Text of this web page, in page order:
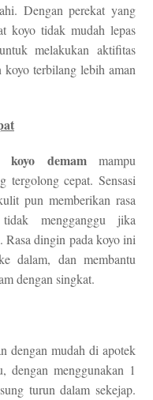
Dengan perekat yang
koyo tidak mudah lepas
melakukan aktifitas
koyo terbilang lebih aman
koyo demammampu
tergolong cepat. Sensasi
pun memberikan rasa
mengganggu jika
Rasa dingin pada koyo ini
dalam, dan membantu
dengan singkat.
dengan mudah di apotek
dengan menggunakan 1
turun dalam sekejap.